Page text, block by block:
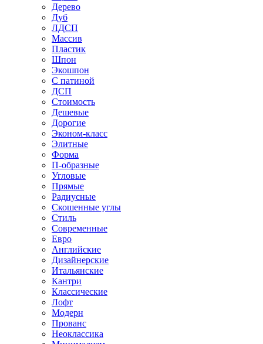
Дерево
Дуб
ЛДСП
Массив
Пластик
Шпон
Экошпон
С патиной
ДСП
Стоимость
Дешевые
Дорогие
Эконом-класс
Элитные
Форма
П-образные
Угловые
Прямые
Радиусные
Скошенные углы
Стиль
Современные
Евро
Английские
Дизайнерские
Итальянские
Кантри
Классические
Лофт
Модерн
Прованс
Неоклассика